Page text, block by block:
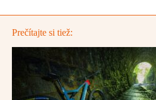
Prečítajte si tiež: